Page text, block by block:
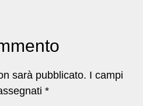
sarà pubblicato. I campi
*